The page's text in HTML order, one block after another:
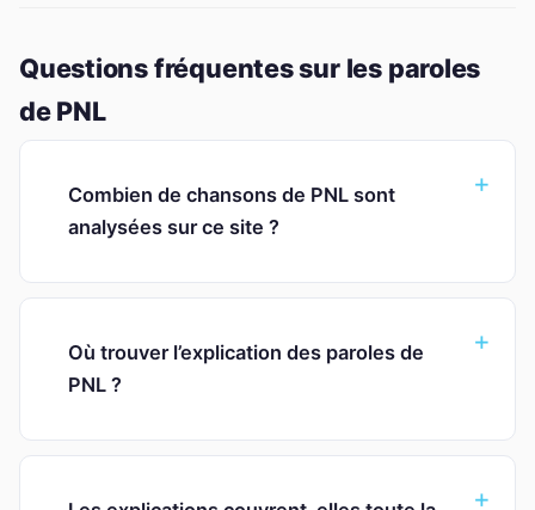
Questions fréquentes sur les paroles
de PNL
Combien de chansons de PNL sont
analysées sur ce site ?
Où trouver l’explication des paroles de
PNL ?